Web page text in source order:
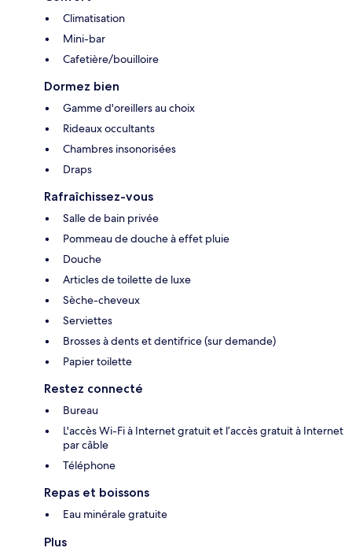
Climatisation
Mini-bar
Cafetière/bouilloire
Dormez bien
Gamme d'oreillers au choix
Rideaux occultants
Chambres insonorisées
Draps
Rafraîchissez-vous
Salle de bain privée
Pommeau de douche à effet pluie
Douche
Articles de toilette de luxe
Sèche-cheveux
Serviettes
Brosses à dents et dentifrice (sur demande)
Papier toilette
Restez connecté
Bureau
L'accès Wi-Fi à Internet gratuit et l’accès gratuit à Internet
par câble
Téléphone
Repas et boissons
Eau minérale gratuite
Plus